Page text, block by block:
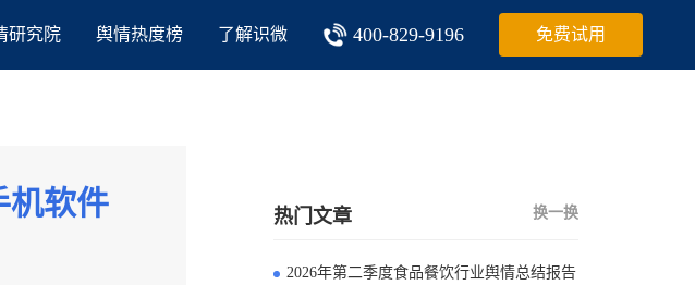
研究院 舆情热度榜 了解识微 400-829-9196 免费试用
机软件
热门文章 换一换
2026年第二季度食品餐饮行业舆情总结报告